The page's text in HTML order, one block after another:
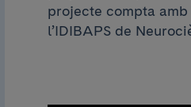
projecte compta
l’IDIBAPS de